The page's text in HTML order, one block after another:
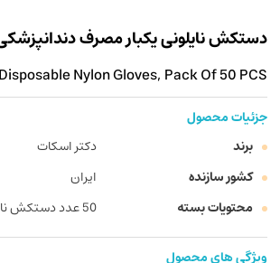
دستکش نایلونی یکبار مصرف دندانپزشکی
Nylon Gloves, Pack Of 50 PCS
جزئیات محصول
برند
دکتر اسکات
کشور سازنده
ایران
محتویات بسته
50 عدد دستکش نایلونی یکبار مصرف
ویژگی های محصول